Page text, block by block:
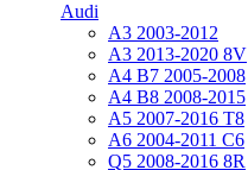
Audi
A3 2003-2012
A3 2013-2020 8V
A4 B7 2005-2008
A4 B8 2008-2015
A5 2007-2016 T8
A6 2004-2011 C6
Q5 2008-2016 8R